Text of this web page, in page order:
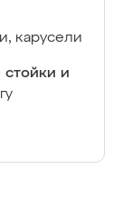
карусели
стойки и